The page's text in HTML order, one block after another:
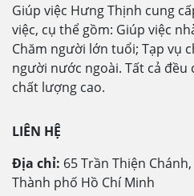
Giúp việc Hưng Thịnh cung
việc, cụ thể gồm: Giúp việc
Chăm người lớn tuổi; Tạp vụ
người nước ngoài. Tất cả đều
chất lượng cao.
LIÊN HỆ
Địa chỉ: 65 Trần Thiện
Thành phố Hồ Chí Minh